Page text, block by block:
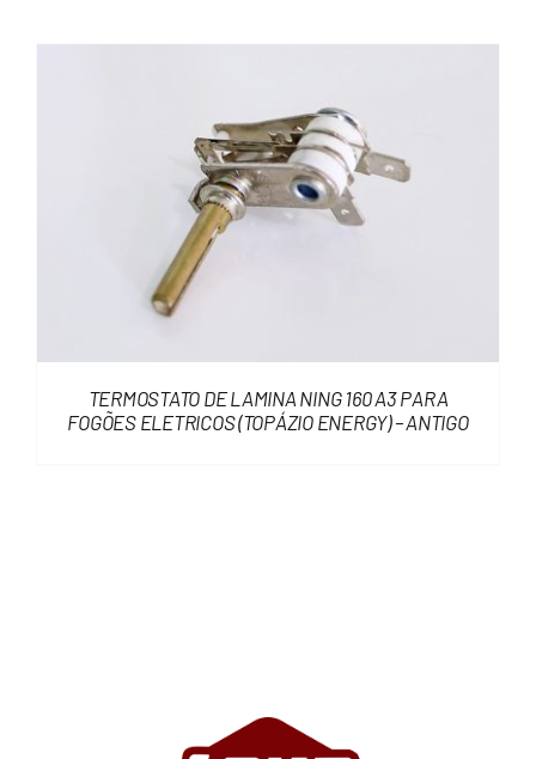
TERMOSTATO DE LAMINA NING 160 A3 PARA
FOGÕES ELETRICOS (TOPÁZIO ENERGY) – ANTIGO